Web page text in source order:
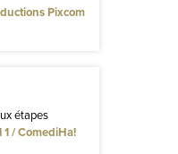
Pixcom
étapes
1 / ComediHa!